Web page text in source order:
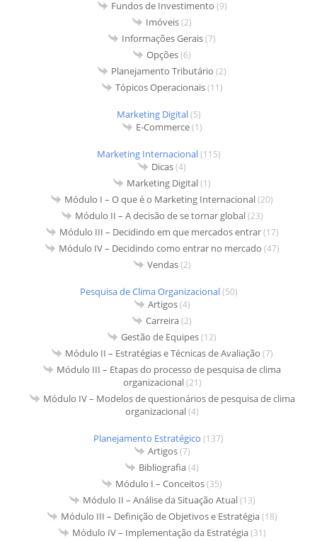
Fundos de Investimento (9)
Imóveis(2)
Informações Gerais(7)
Opções(6)
Planejamento Tributário (2)
Tópicos Operacionais(11)
Marketing Digital(5)
E-Commerce(1)
Marketing Internacional(115)
Dicas(4)
Marketing Digital(1)
Módulo I – O que é o Marketing Internacional(20)
Módulo II – A decisão de se tornar global(23)
Módulo III – Decidindo em que mercados entrar(17)
Módulo IV – Decidindo como entrar no mercado (47)
Vendas(2)
Pesquisa de Clima Organizacional(50)
Artigos(4)
Carreira(2)
Gestão de Equipes(12)
Módulo II – Estratégias e Técnicas de Avaliação (7)
Módulo III – Etapas do processo de pesquisa de clima
organizacional(21)
Módulo IV – Modelos de questionários de pesquisa de clima
organizacional(4)
Planejamento Estratégico (137)
Artigos(7)
Bibliografia(4)
Módulo I – Conceitos(35)
Módulo II – Análise da Situação Atual(13)
Módulo III – Definição de Objetivos e Estratégia(18)
Módulo IV – Implementação da Estratégia(31)